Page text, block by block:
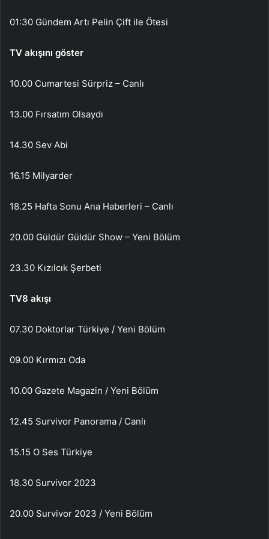
01:30 Gündem Artı Pelin Çift ile Ötesi
TV akışını göster
10.00 Cumartesi Sürpriz – Canlı
13.00 Fırsatım Olsaydı
14.30 Sev Abi
16.15 Milyarder
18.25 Hafta Sonu Ana Haberleri – Canlı
20.00 Güldür Güldür Show – Yeni Bölüm
23.30 Kızılcık Şerbeti
TV8 akışı
07.30 Doktorlar Türkiye / Yeni Bölüm
09.00 Kırmızı Oda
10.00 Gazete Magazin / Yeni Bölüm
12.45 Survivor Panorama / Canlı
15.15 O Ses Türkiye
18.30 Survivor 2023
20.00 Survivor 2023 / Yeni Bölüm